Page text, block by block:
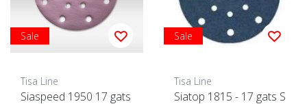
Sale
Tisa Line
Siaspeed 1950 17 gats
Sale
Tisa Line
Siatop 1815 - 17 gats S